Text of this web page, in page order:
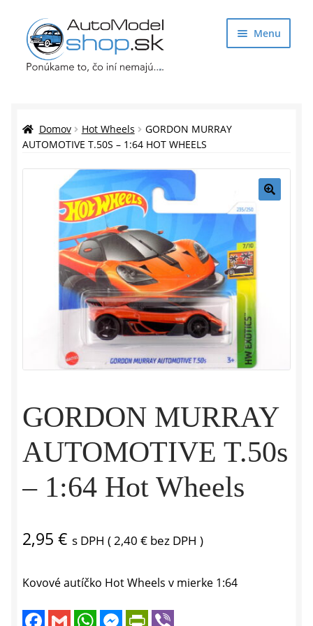
Preskočiť
na
navigáciu
Preskočiť
na
obsah
Menu
Auto Modely
Doplnky pre modelárov
menu
Darčekové predmety
Rozbaliť
Domov Hot Wheels
GORDON MURRAY
AUTOMOTIVE T.50S – 1:64 HOT WHEELS
GORDON MURRAY
AUTOMOTIVE T.50s
– 1:64 Hot Wheels
2,95 € s DPH (2,40 € bez DPH )
Kovové autíčko Hot Wheels v mierke 1:64
F G W M P